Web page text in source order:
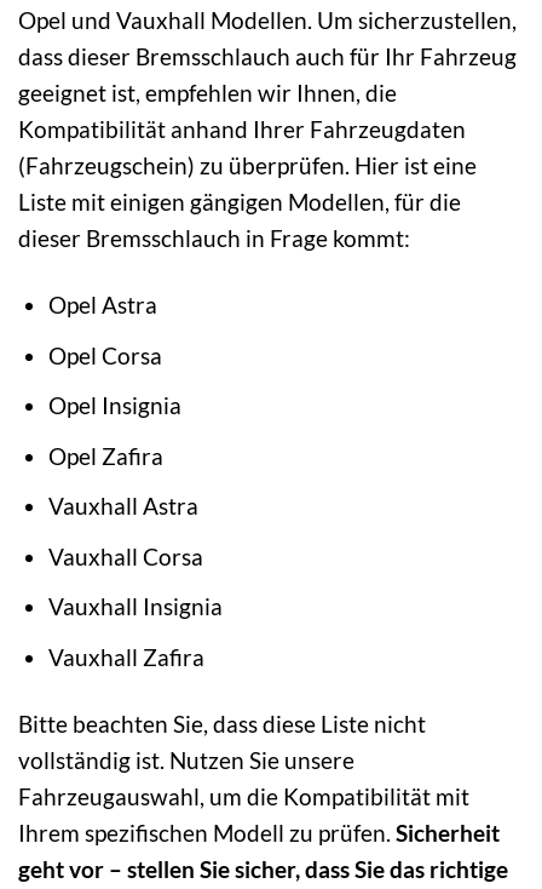
Opel und Vauxhall Modellen. Um sicherzustellen,
dass dieser Bremsschlauch auch für Ihr Fahrzeug
geeignet ist, empfehlen wir Ihnen, die
Kompatibilität anhand Ihrer Fahrzeugdaten
(Fahrzeugschein) zu überprüfen. Hier ist eine
Liste mit einigen gängigen Modellen, für die
dieser Bremsschlauch in Frage kommt:
Opel Astra
Opel Corsa
Opel Insignia
Opel Zafira
Vauxhall Astra
Vauxhall Corsa
Vauxhall Insignia
Vauxhall Zafira
Bitte beachten Sie, dass diese Liste nicht
vollständig ist. Nutzen Sie unsere
Fahrzeugauswahl, um die Kompatibilität mit
Ihrem spezifischen Modell zu prüfen. Sicherheit
geht vor – stellen Sie sicher, dass Sie das richtige